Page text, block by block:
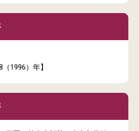
1996）年】